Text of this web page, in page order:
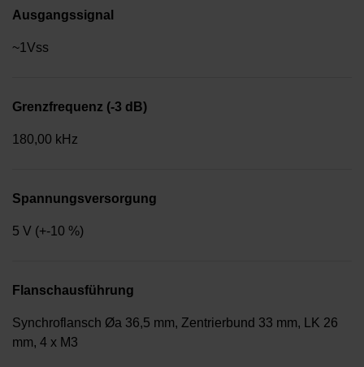
Ausgangssignal
~1Vss
Grenzfrequenz (-3 dB)
180,00 kHz
Spannungsversorgung
5 V (+-10 %)
Flanschausführung
Synchroflansch Øa 36,5 mm, Zentrierbund 33 mm, LK 26
mm, 4 x M3